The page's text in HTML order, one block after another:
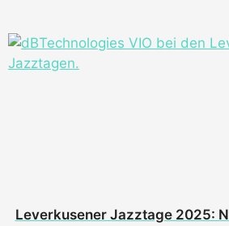
Leverkusener Jazztage 2025: